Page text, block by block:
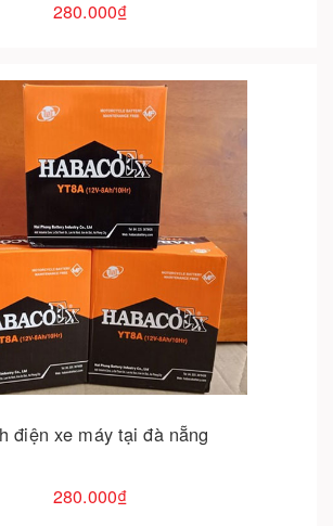
280.000₫
điện xe máy tại đà nẵng
280.000₫
Cho vào giỏ hàng